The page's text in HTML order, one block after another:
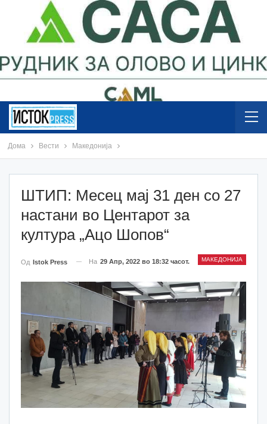
Дома Вести Македонија
ШТИП: Месец мај 31 ден со 27
настани во Центарот за
култура „Ацо Шопов“
МАКЕДОНИЈА
Од Istok Press На 29 Апр, 2022 во 18:32 часот.